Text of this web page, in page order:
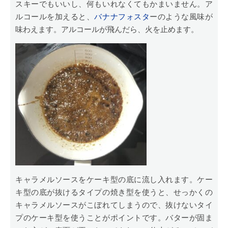
スキーでもいいし、何もいれなくてもかまいません。ア
ルコールを加えると、バナナフォスターのような風味が
味わえます。アルコールが飛んだら、火を止めます。
キャラメルソースをケーキ型の底に流し入れます。ケー
キ型の底が抜けるタイプの焼き型を使うと、せっかくの
キャラメルソースがこぼれてしまうので、抜けないタイ
プのケーキ型を使うことがポイントです。バターが固ま